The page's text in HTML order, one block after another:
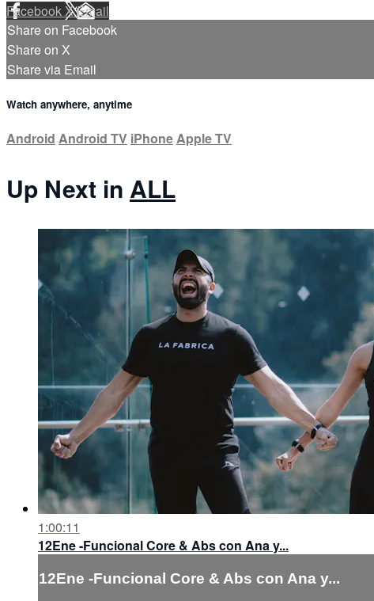
FacebookXEmail
Share on Facebook
Share on X
Share via Email
Watch anywhere, anytime
Android Android TV iPhoneApple TV
Up Next in ALL
1:00:11
12Ene -Funcional Core & Abs con Ana y...
12Ene -Funcional Core & Abs con Ana y...